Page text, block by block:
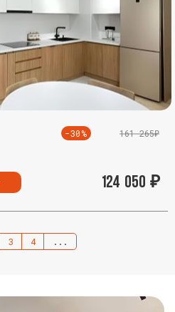
-30% 161 265₽
124 050 ₽
3 4 ...